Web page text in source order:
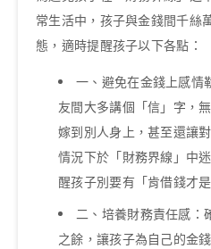
常生活中，孩子與金錢間千絲
態，適時提醒孩子以下各點：
一、避免在金錢上感情
友間大多講個「信」字，
嫁到別人身上，甚至還讓
情況下於「財務界線」中
醒孩子別要有「肯借錢才
二、培養財務責任感：
之餘，讓孩子為自己的金